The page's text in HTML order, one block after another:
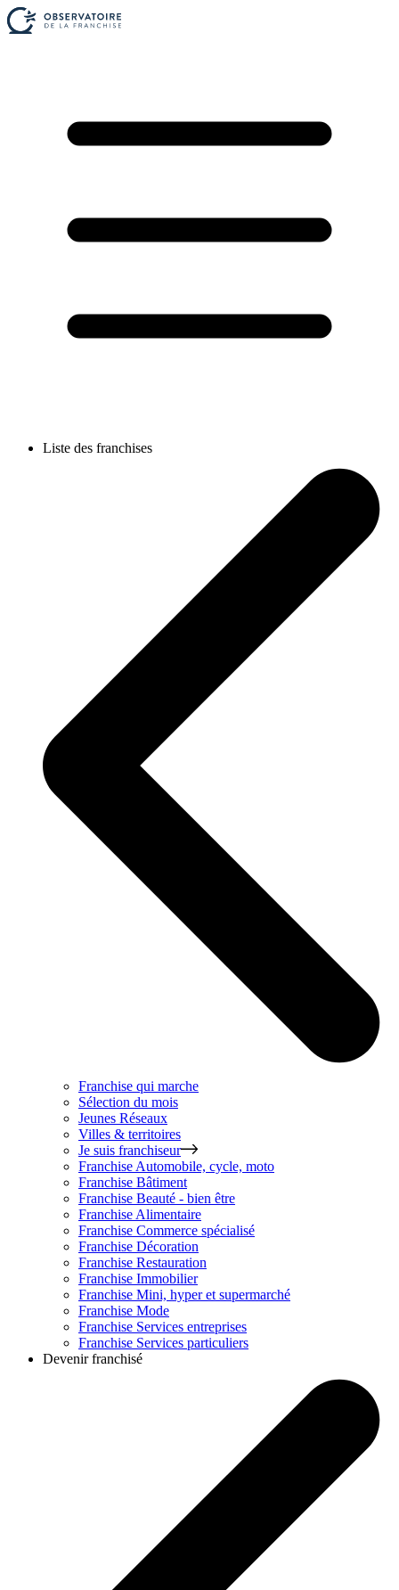
Liste des franchises
Franchise qui marche
Sélection du mois
Jeunes Réseaux
Villes & territoires
Je suis franchiseur
Franchise Automobile, cycle, moto
Franchise Bâtiment
Franchise Beauté - bien être
Franchise Alimentaire
Franchise Commerce spécialisé
Franchise Décoration
Franchise Restauration
Franchise Immobilier
Franchise Mini, hyper et supermarché
Franchise Mode
Franchise Services entreprises
Franchise Services particuliers
Devenir franchisé